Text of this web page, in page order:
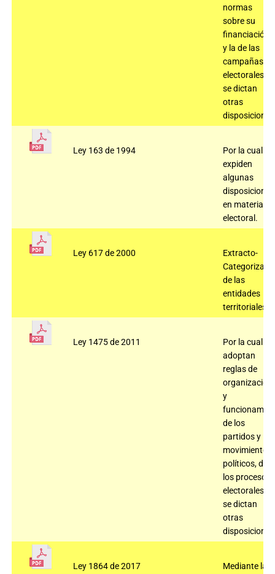
normas
sobre su
financiación
y la de las
campañas
electorales y
se dictan
otras
Ley 163 de 1994
Por la cual se
expiden
algunas
disposiciones
en materia
electoral.
Ley 617 de 2000
Extracto-
de las
entidades
territoriales.
Ley 1475 de 2011
Por la cual se
adoptan
reglas de
organización
y
de los
partidos y
movimientos
políticos, de
los procesos
electorales y
se dictan
otras
Ley 1864 de 2017
Mediante la